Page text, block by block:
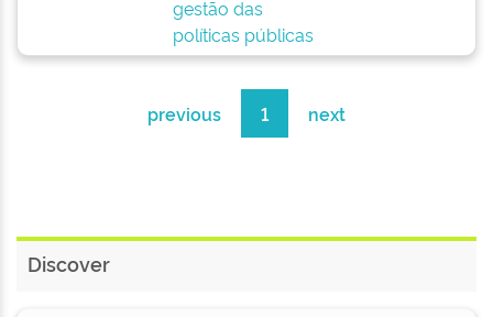
gestão das
políticas públicas
previous 1 next
Discover